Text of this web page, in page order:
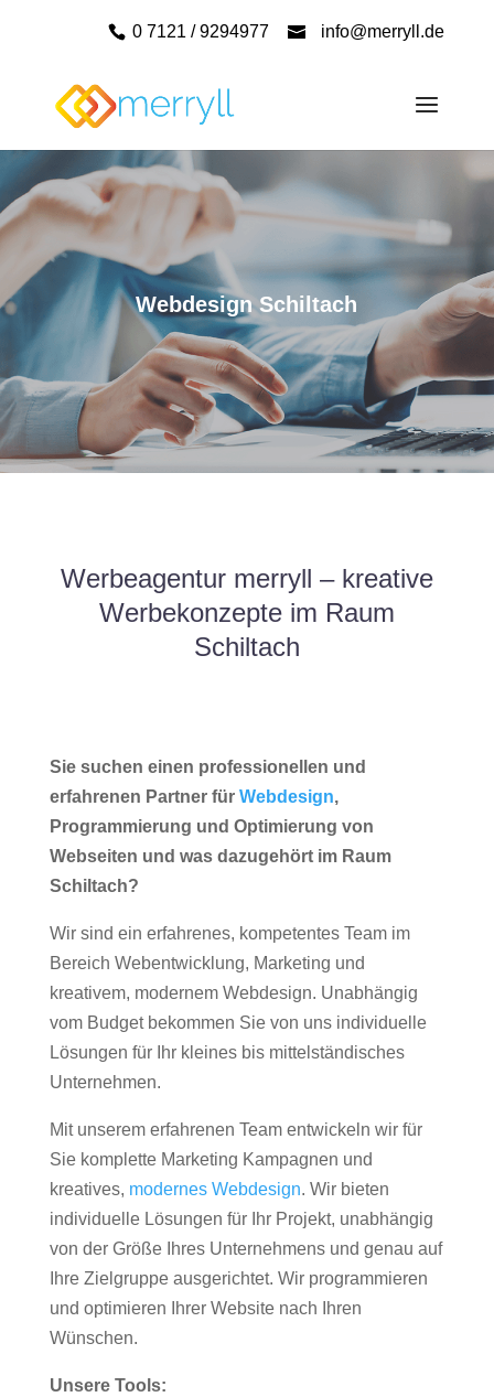
0 7121 / 9294977 info@merryll.de
Webdesign Schiltach
Werbeagentur merryll – kreative
Werbekonzepte im Raum
Schiltach
Sie suchen einen professionellen und
erfahrenen Partner für Webdesign,
Programmierung und Optimierung von
Webseiten und was dazugehört im Raum
Schiltach?
Wir sind ein erfahrenes, kompetentes Team im
Bereich Webentwicklung, Marketing und
kreativem, modernem Webdesign. Unabhängig
vom Budget bekommen Sie von uns individuelle
Lösungen für Ihr kleines bis mittelständisches
Unternehmen.
Mit unserem erfahrenen Team entwickeln wir für
Sie komplette Marketing Kampagnen und
kreatives, modernes Webdesign. Wir bieten
individuelle Lösungen für Ihr Projekt, unabhängig
von der Größe Ihres Unternehmens und genau auf
Ihre Zielgruppe ausgerichtet. Wir programmieren
und optimieren Ihrer Website nach Ihren
Wünschen.
Unsere Tools: